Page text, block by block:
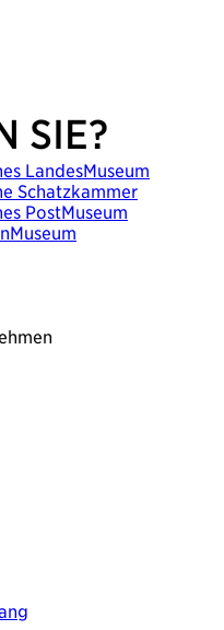
LandesMuseum
Schatzkammer
PostMuseum
SIE?